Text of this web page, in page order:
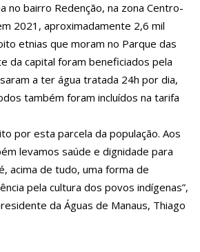
à chegada de Lana Del Rey em Manaus
proposta de Wilson Lima e mantêm
greve
ter dívida de até R$ 12,5 bilhões com o
Brasil; entenda
são aprovados na CMM
Corpo de Bombeiros encontram corpo de
em acidente no Rio Acari
rodovia em São Paulo contra marco
temporal
com veneno de rato, esquarteja o corpo e
parte dentro de mala no MS
é de completo amor”, dizem filhas de Gugu
no bairro Redenção, na zona Centro-
2021, aproximadamente 2,6 mil
etnias que moram no Parque das
da capital foram beneficiados pela
a ter água tratada 24h por dia,
também foram incluídos na tarifa
por esta parcela da população. Aos
levamos saúde e dignidade para
acima de tudo, uma forma de
pela cultura dos povos indígenas”,
da Águas de Manaus, Thiago